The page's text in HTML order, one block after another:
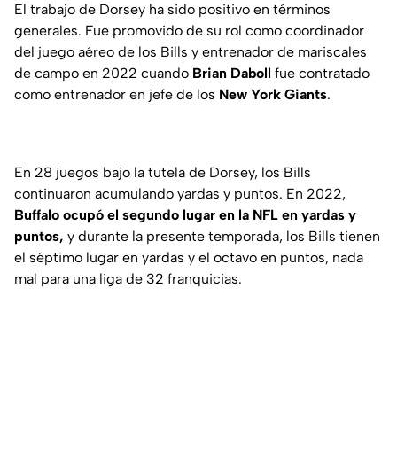
El trabajo de Dorsey ha sido positivo en términos
generales. Fue promovido de su rol como coordinador
del juego aéreo de los Bills y entrenador de mariscales
de campo en 2022 cuando Brian Daboll fue contratado
como entrenador en jefe de los New York Giants.
En 28 juegos bajo la tutela de Dorsey, los Bills
continuaron acumulando yardas y puntos. En 2022,
Buffalo ocupó el segundo lugar en la NFL en yardas y
puntos, y durante la presente temporada, los Bills tienen
el séptimo lugar en yardas y el octavo en puntos, nada
mal para una liga de 32 franquicias.